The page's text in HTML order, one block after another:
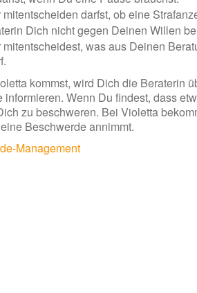
mitentscheiden darfst, ob eine
Dich nicht gegen Deinen Willen
mitentscheidest, was aus Deinen
kommst, wird Dich die Beraterin
informieren. Wenn Du findest, dass
zu beschweren. Bei Violetta
Beschwerde annimmt.
Management